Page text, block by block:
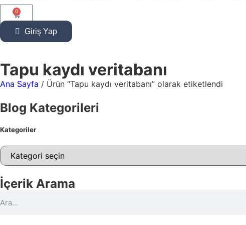
0
Giriş Yap
Tapu kaydı veritabanı
Ana Sayfa / Ürün “Tapu kaydı veritabanı” olarak etiketlendi
Blog Kategorileri
Kategoriler
İçerik Arama